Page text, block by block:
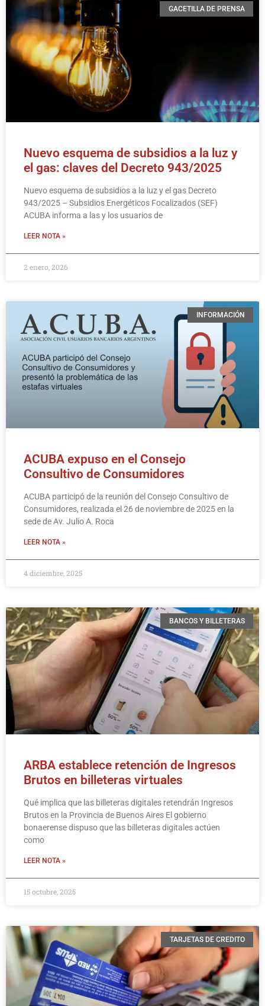
GACETILLA DE PRENSA
Nuevo esquema de subsidios a la luz y
el gas: claves del Decreto 943/2025
Nuevo esquema de subsidios a la luz y el gas Decreto
943/2025 – Subsidios Energéticos Focalizados (SEF)
ACUBA informa a las y los usuarios de
LEER NOTA »
2 enero, 2026
INFORMACIÓN
ACUBA expuso en el Consejo
Consultivo de Consumidores
ACUBA participó de la reunión del Consejo Consultivo de
Consumidores, realizada el 26 de noviembre de 2025 en la
sede de Av. Julio A. Roca
LEER NOTA »
4 diciembre, 2025
BANCOS Y BILLETERAS
ARBA establece retención de Ingresos
Brutos en billeteras virtuales
Qué implica que las billeteras digitales reten­drán Ingresos
Brutos en la Provincia de Buenos Aires El gobierno
bonaerense dispuso que las billeteras digitales actúen
como
LEER NOTA »
15 octubre, 2025
TARJETAS DE CREDITO